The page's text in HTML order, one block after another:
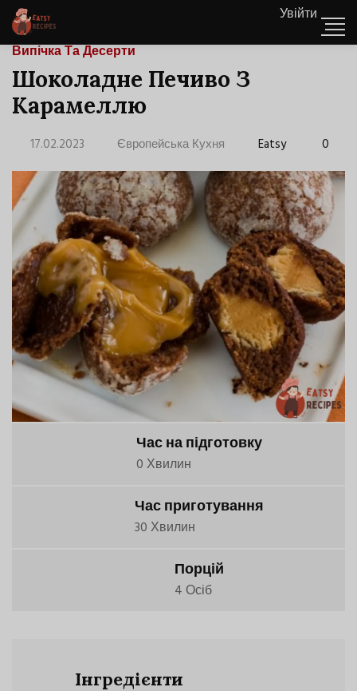
Увійти
Випічка Та Десерти
Шоколадне Печиво З
Карамеллю
17.02.2023 Європейська Кухня Eatsy 0
Час на підготовку
0 Хвилин
Час приготування
30 Хвилин
Порцій
4 Осіб
Інгредієнти